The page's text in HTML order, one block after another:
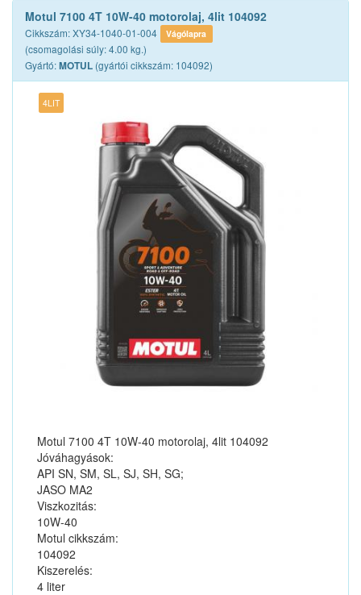
Motul 7100 4T 10W-40 motorolaj, 4lit 104092
Cikkszám: XY34-1040-01-004 Vágólapra
(csomagolási súly: 4.00 kg.)
Gyártó:MOTUL (gyártói cikkszám: 104092)
4LIT
Motul 7100 4T 10W-40 motorolaj, 4lit 104092
Jóváhagyások:
API SN, SM, SL, SJ, SH, SG;
JASO MA2
Viszkozitás:
10W-40
Motul cikkszám:
104092
Kiszerelés:
4 liter